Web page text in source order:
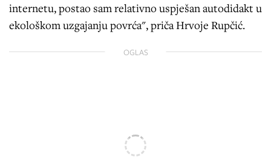
internetu, postao sam relativno uspješan autodidakt u
ekološkom uzgajanju povrća", priča Hrvoje Rupčić.
OGLAS